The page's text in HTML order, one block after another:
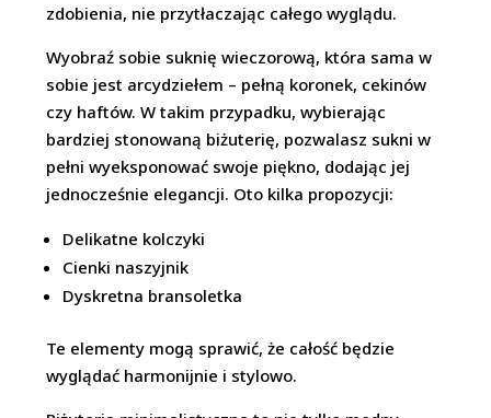
zdobienia, nie przytłaczając całego wyglądu.
Wyobraź sobie suknię wieczorową, która sama w
sobie jest arcydziełem – pełną koronek, cekinów
czy haftów. W takim przypadku, wybierając
bardziej stonowaną biżuterię, pozwalasz sukni w
pełni wyeksponować swoje piękno, dodając jej
jednocześnie elegancji. Oto kilka propozycji:
Delikatne kolczyki
Cienki naszyjnik
Dyskretna bransoletka
Te elementy mogą sprawić, że całość będzie
wyglądać harmonijnie i stylowo.